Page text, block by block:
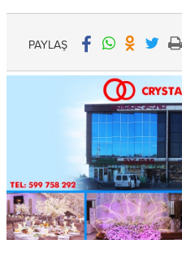
PAYLAŞ